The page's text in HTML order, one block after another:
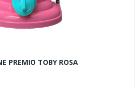
PREMIO TOBY ROSA